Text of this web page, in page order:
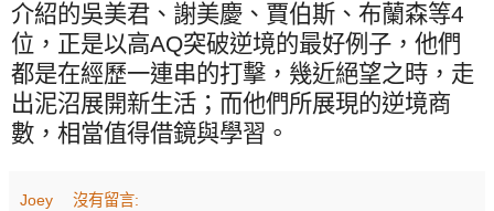
介紹的吳美君、謝美慶、賈伯斯、布蘭森等4
位，正是以高AQ突破逆境的最好例子，他們
都是在經歷一連串的打擊，幾近絕望之時，走
出泥沼展開新生活；而他們所展現的逆境商
數，相當值得借鏡與學習。
Joey 沒有留言: